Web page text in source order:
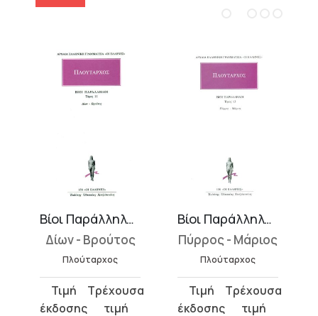
Βίοι Παράλληλοι 11
Δίων - Βρούτος
Πλούταρχος
Original
price
τρέχουσα
Βίοι Παράλληλοι 13
Πύρρος - Μάριος
Πλούταρχος
Original
price
τρέχουσα